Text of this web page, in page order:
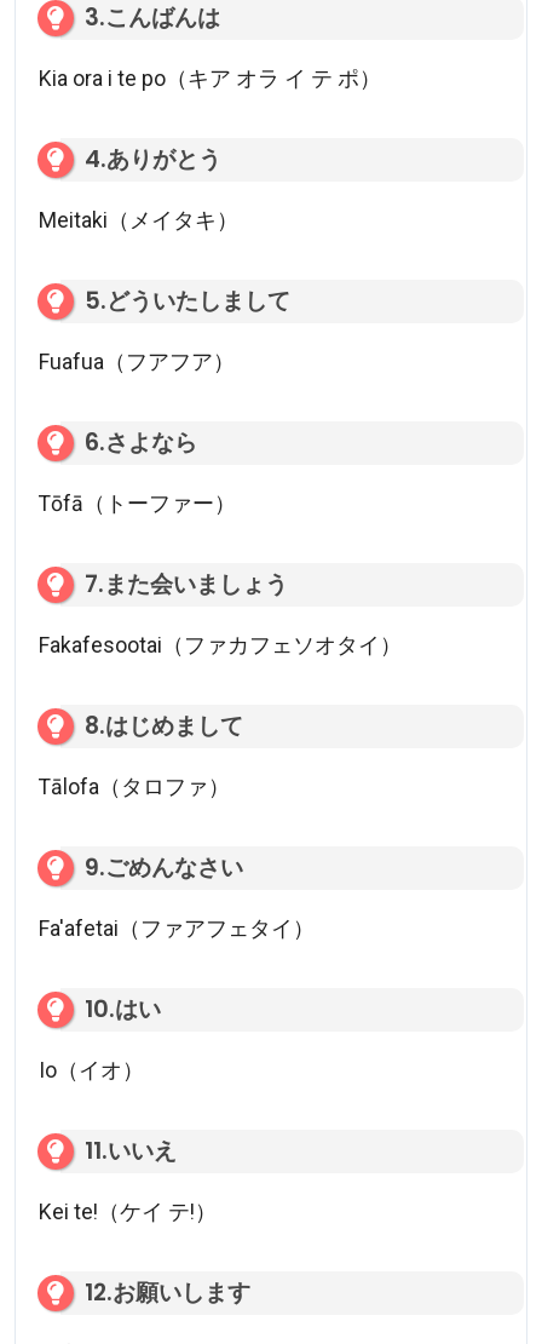
3.こんばんは
Kia ora i te po（キア オラ イ テ ポ）
4.ありがとう
Meitaki（メイタキ）
5.どういたしまして
Fuafua（フアフア）
6.さよなら
Tōfā（トーファー）
7.また会いましょう
Fakafesootai（ファカフェソオタイ）
8.はじめまして
Tālofa（タロファ）
9.ごめんなさい
Fa'afetai（ファアフェタイ）
10.はい
Io（イオ）
11.いいえ
Kei te!（ケイ テ!）
12.お願いします